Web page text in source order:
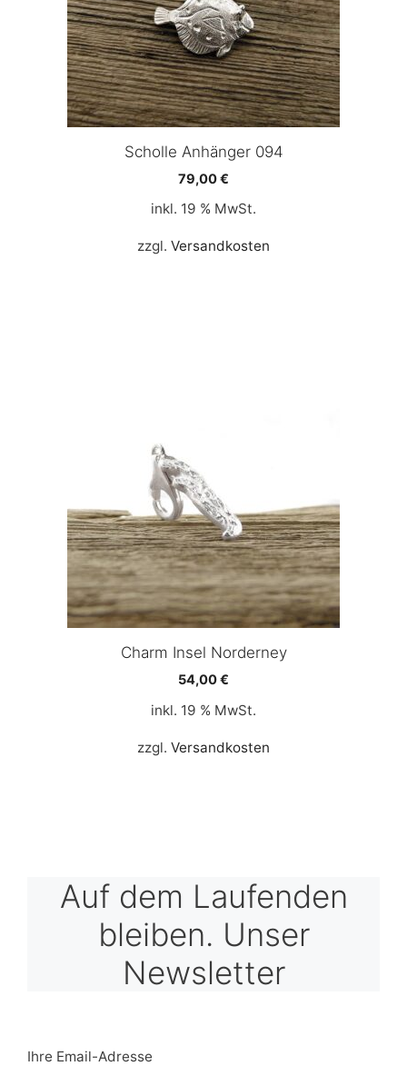
Scholle Anhänger 094
79,00€
inkl. 19 % MwSt.
zzgl. Versandkosten
Charm Insel Norderney
54,00€
inkl. 19 % MwSt.
zzgl. Versandkosten
Auf dem Laufenden
bleiben. Unser
Newsletter
Ihre Email-Adresse